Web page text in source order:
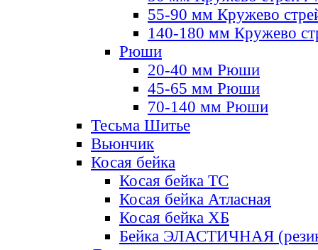
55-90 мм Кружево
140-180 мм Кружево
Рюши
20-40 мм Рюши
45-65 мм Рюши
70-140 мм Рюши
Тесьма Шитье
Вьюнчик
Косая бейка
Косая бейка ТС
Косая бейка Атласная
Косая бейка ХБ
Бейка ЭЛАСТИЧНАЯ